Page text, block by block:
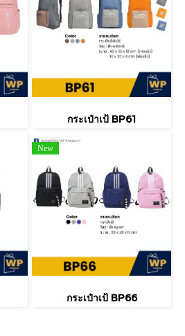
กระเป๋าเป้ BP61
New
กระเป๋าเป้ BP66